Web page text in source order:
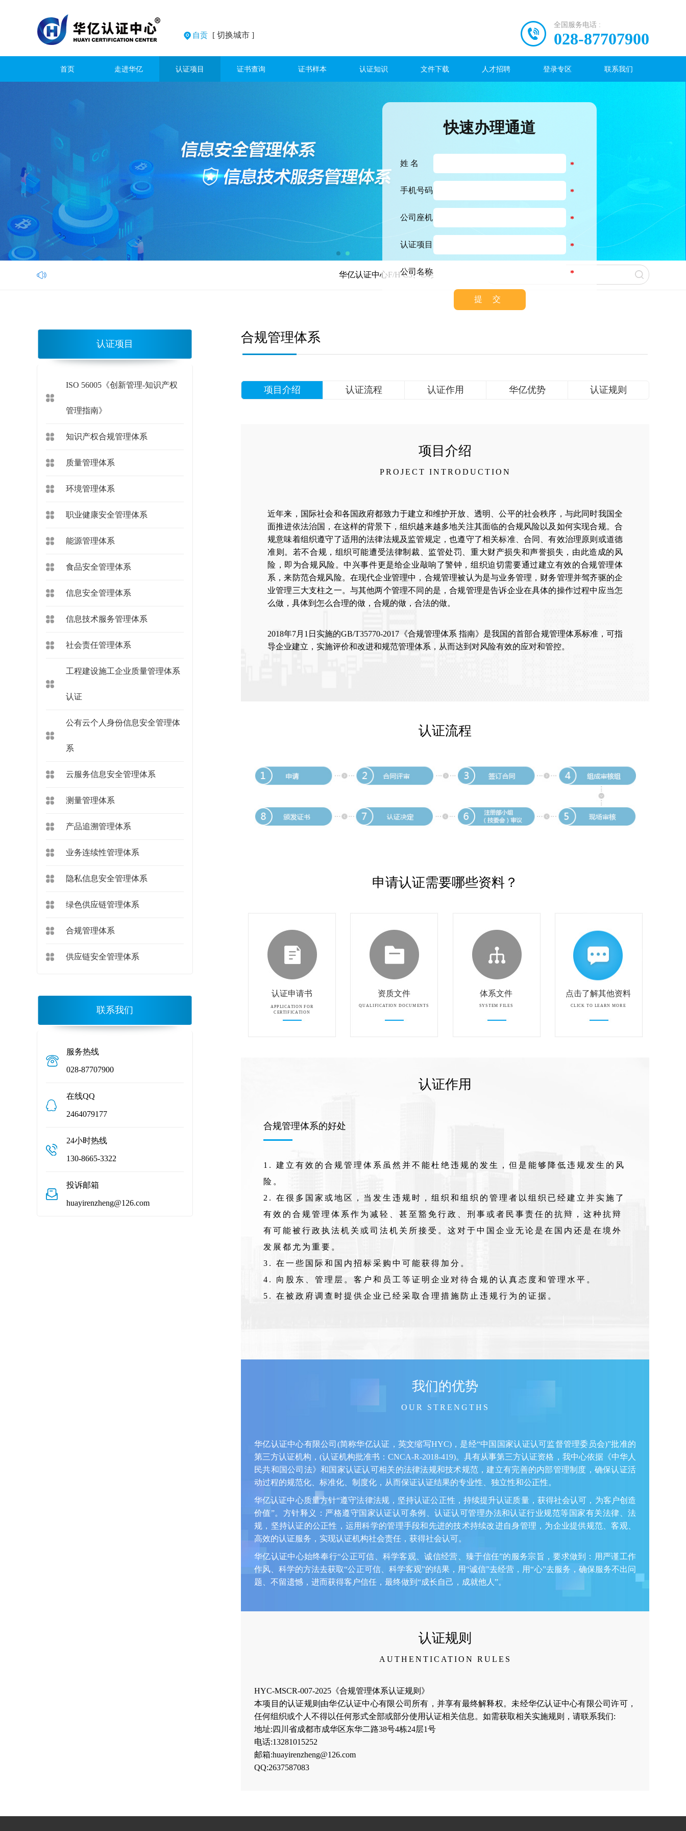
快速办理通道
姓 名 *
手机号码 *
公司座机 *
认证项目 *
公司名称 *
自贡 [ 切换城市 ]
全国服务电话 :
028-87707900
首页 走进华亿 认证项目 证书查询 证书样本 认证知识 文件下载 人才招聘 登录专区 联系我们
华亿认证中心F/H C3、C4类别正式获CNAS认可！
认证项目
ISO 56005《创新管理-知识产权
管理指南》
知识产权合规管理体系
质量管理体系
环境管理体系
职业健康安全管理体系
能源管理体系
食品安全管理体系
信息安全管理体系
信息技术服务管理体系
社会责任管理体系
工程建设施工企业质量管理体系
认证
公有云个人身份信息安全管理体
系
云服务信息安全管理体系
测量管理体系
产品追溯管理体系
业务连续性管理体系
隐私信息安全管理体系
绿色供应链管理体系
合规管理体系
供应链安全管理体系
联系我们
服务热线
028-87707900
在线QQ
2464079177
24小时热线
130-8665-3322
投诉邮箱
huayirenzheng@126.com
合规管理体系
项目介绍 认证流程 认证作用 华亿优势 认证规则
项目介绍
PROJECT INTRODUCTION
近年来，国际社会和各国政府都致力于建立和维护开放、透明、公平的社会秩序，与此同时我国全
面推进依法治国，在这样的背景下，组织越来越多地关注其面临的合规风险以及如何实现合规。合
规意味着组织遵守了适用的法律法规及监管规定，也遵守了相关标准、合同、有效治理原则或道德
准则。若不合规，组织可能遭受法律制裁、监管处罚、重大财产损失和声誉损失，由此造成的风
险，即为合规风险。中兴事件更是给企业敲响了警钟，组织迫切需要通过建立有效的合规管理体
系，来防范合规风险。在现代企业管理中，合规管理被认为是与业务管理，财务管理并驾齐驱的企
业管理三大支柱之一。与其他两个管理不同的是，合规管理是告诉企业在具体的操作过程中应当怎
么做，具体到怎么合理的做，合规的做，合法的做。
2018年7月1日实施的GB/T35770-2017《合规管理体系 指南》是我国的首部合规管理体系标准，可指
导企业建立，实施评价和改进和规范管理体系，从而达到对风险有效的应对和管控。
认证流程
申请认证需要哪些资料？
认证申请书
APPLICATION FOR
CERTIFICATION
资质文件
QUALIFICATION DOCUMENTS
体系文件
SYSTEM FILES
点击了解其他资料
CLICK TO LEARN MORE
认证作用
合规管理体系的好处
1. 建立有效的合规管理体系虽然并不能杜绝违规的发生，但是能够降低违规发生的风
险。
2. 在很多国家或地区，当发生违规时，组织和组织的管理者以组织已经建立并实施了
有效的合规管理体系作为减轻、甚至豁免行政、刑事或者民事责任的抗辩，这种抗辩
有可能被行政执法机关或司法机关所接受。这对于中国企业无论是在国内还是在境外
发展都尤为重要。
3. 在一些国际和国内招标采购中可能获得加分。
4. 向股东、管理层。客户和员工等证明企业对待合规的认真态度和管理水平。
5. 在被政府调查时提供企业已经采取合理措施防止违规行为的证据。
我们的优势
OUR STRENGTHS
华亿认证中心有限公司(简称华亿认证，英文缩写HYC)，是经“中国国家认证认可监督管理委员会)”批准的
第三方认证机构，(认证机构批准书：CNCA-R-2018-419)。具有从事第三方认证资格，我中心依据《中华人
民共和国公司法》和国家认证认可相关的法律法规和技术规范，建立有完善的内部管理制度，确保认证活
动过程的规范化、标准化、制度化，从而保证认证结果的专业性、独立性和公正性。
华亿认证中心质量方针“遵守法律法规，坚持认证公正性，持续提升认证质量，获得社会认可，为客户创造
价值”。方针释义：严格遵守国家认证认可条例、认证认可管理办法和认证行业规范等国家有关法律、法
规，坚持认证的公正性，运用科学的管理手段和先进的技术持续改进自身管理，为企业提供规范、客观、
高效的认证服务，实现认证机构社会责任，获得社会认可。
华亿认证中心始终奉行“公正可信、科学客观、诚信经营、臻于信任”的服务宗旨，要求做到：用严谨工作
作风、科学的方法去获取“公正可信、科学客观”的结果，用“诚信”去经营，用“心”去服务，确保服务不出问
题、不留遗憾，进而获得客户信任，最终做到“成长自己，成就他人”。
认证规则
AUTHENTICATION RULES
HYC-MSCR-007-2025《合规管理体系认证规则》
本项目的认证规则由华亿认证中心有限公司所有，并享有最终解释权。未经华亿认证中心有限公司许可，
任何组织或个人不得以任何形式全部或部分使用认证相关信息。如需获取相关实施规则，请联系我们:
地址:四川省成都市成华区东华二路38号4栋24层1号
电话:13281015252
邮箱:huayirenzheng@126.com
QQ:2637587083